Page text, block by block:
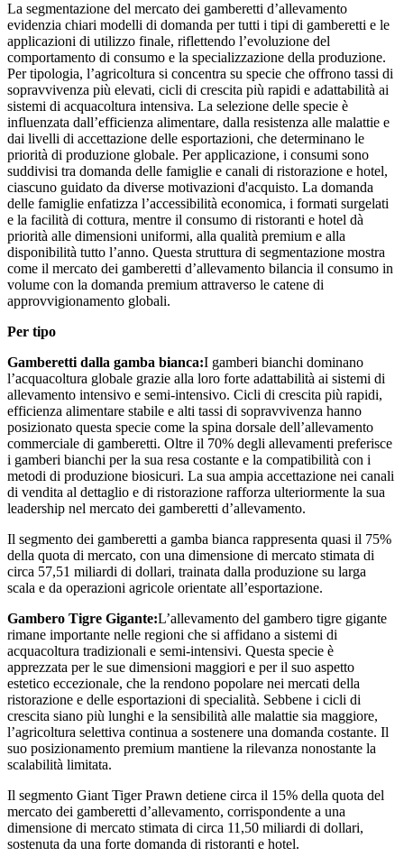
La segmentazione del mercato dei gamberetti d’allevamento
evidenzia chiari modelli di domanda per tutti i tipi di gamberetti e le
applicazioni di utilizzo finale, riflettendo l’evoluzione del
comportamento di consumo e la specializzazione della produzione.
Per tipologia, l’agricoltura si concentra su specie che offrono tassi di
sopravvivenza più elevati, cicli di crescita più rapidi e adattabilità ai
sistemi di acquacoltura intensiva. La selezione delle specie è
influenzata dall’efficienza alimentare, dalla resistenza alle malattie e
dai livelli di accettazione delle esportazioni, che determinano le
priorità di produzione globale. Per applicazione, i consumi sono
suddivisi tra domanda delle famiglie e canali di ristorazione e hotel,
ciascuno guidato da diverse motivazioni d'acquisto. La domanda
delle famiglie enfatizza l’accessibilità economica, i formati surgelati
e la facilità di cottura, mentre il consumo di ristoranti e hotel dà
priorità alle dimensioni uniformi, alla qualità premium e alla
disponibilità tutto l’anno. Questa struttura di segmentazione mostra
come il mercato dei gamberetti d’allevamento bilancia il consumo in
volume con la domanda premium attraverso le catene di
approvvigionamento globali.
Per tipo
Gamberetti dalla gamba bianca:I gamberi bianchi dominano
l’acquacoltura globale grazie alla loro forte adattabilità ai sistemi di
allevamento intensivo e semi-intensivo. Cicli di crescita più rapidi,
efficienza alimentare stabile e alti tassi di sopravvivenza hanno
posizionato questa specie come la spina dorsale dell’allevamento
commerciale di gamberetti. Oltre il 70% degli allevamenti preferisce
i gamberi bianchi per la sua resa costante e la compatibilità con i
metodi di produzione biosicuri. La sua ampia accettazione nei canali
di vendita al dettaglio e di ristorazione rafforza ulteriormente la sua
leadership nel mercato dei gamberetti d’allevamento.
Il segmento dei gamberetti a gamba bianca rappresenta quasi il 75%
della quota di mercato, con una dimensione di mercato stimata di
circa 57,51 miliardi di dollari, trainata dalla produzione su larga
scala e da operazioni agricole orientate all’esportazione.
Gambero Tigre Gigante:L’allevamento del gambero tigre gigante
rimane importante nelle regioni che si affidano a sistemi di
acquacoltura tradizionali e semi-intensivi. Questa specie è
apprezzata per le sue dimensioni maggiori e per il suo aspetto
estetico eccezionale, che la rendono popolare nei mercati della
ristorazione e delle esportazioni di specialità. Sebbene i cicli di
crescita siano più lunghi e la sensibilità alle malattie sia maggiore,
l’agricoltura selettiva continua a sostenere una domanda costante. Il
suo posizionamento premium mantiene la rilevanza nonostante la
scalabilità limitata.
Il segmento Giant Tiger Prawn detiene circa il 15% della quota del
mercato dei gamberetti d’allevamento, corrispondente a una
dimensione di mercato stimata di circa 11,50 miliardi di dollari,
sostenuta da una forte domanda di ristoranti e hotel.